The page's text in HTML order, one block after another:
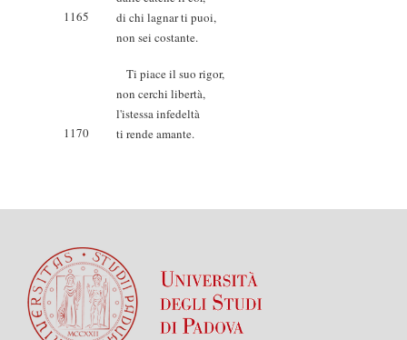
1165
di chi lagnar ti puoi,
non sei costante.
Ti piace il suo rigor,
non cerchi libertà,
l'istessa infedeltà
1170
ti rende amante.